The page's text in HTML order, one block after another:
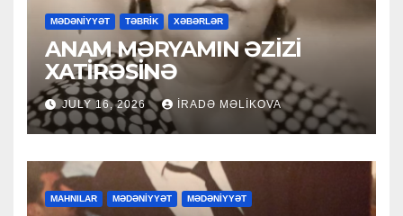
MƏDƏNİYYƏT TƏBRİK XƏBƏRLƏR
ANAM MƏRYAMIN ƏZİZİ
XATİRƏSİNƏ
JULY 16, 2026 İRADƏ MƏLIKOVA
MAHNILAR MƏDƏNİYYƏT MƏDƏNİYYƏT